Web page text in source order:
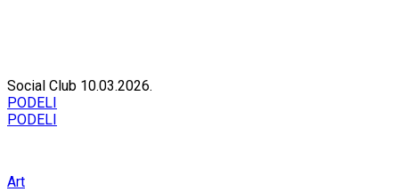
Social Club 10.03.2026.
PODELI
PODELI
Art